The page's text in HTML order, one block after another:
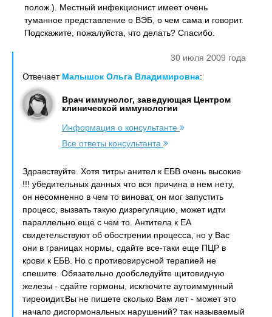
полож.). Местный инфекционист имеет очень
туманное представление о ВЭБ, о чем сама и говорит.
Подскажите, пожалуйста, что делать? Спасибо.
30 июля 2009 года
Отвечает Малышок Ольга Владимировна:
Врач иммунолог, заведующая Центром
клинической иммунологии
Информация о консультанте
Все ответы консультанта
Здравствуйте. Хотя титры анител к ЕБВ очень высокие
!!! убедительных данных что вся причина в нем нету,
он несомненно в чем то виноват, он мог запустить
процесс, вызвать такую дизрегуляцию, может идти
параллельно еще с чем то. Антитела к ЕА
свидетельствуют об обострении процесса, но у Вас
они в границах нормы, сдайте все-таки еще ПЦР в
крови к ЕБВ. Но с противовирусной терапией не
спешите. Обязательно дообследуйте щитовидную
железы - сдайте гормоны, исключите аутоиммунный
тиреоидит.Вы не пишете сколько Вам лет - может это
начало дисгормональных нарушений? так называемый